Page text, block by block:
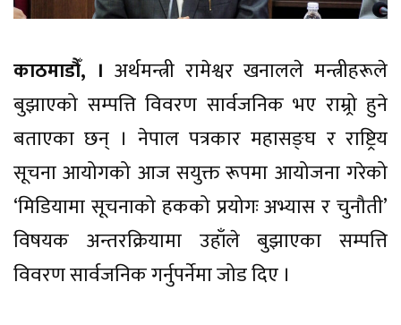
काठमाडौँ, । अर्थमन्त्री रामेश्वर खनालले मन्त्रीहरूले
बुझाएको सम्पत्ति विवरण सार्वजनिक भए राम्र्रो हुने
बताएका छन् । नेपाल पत्रकार महासङ्घ र राष्ट्रिय
सूचना आयोगको आज सयुक्त रूपमा आयोजना गरेको
‘मिडियामा सूचनाको हकको प्रयोगः अभ्यास र चुनौती’
विषयक अन्तरक्रियामा उहाँले बुझाएका सम्पत्ति
विवरण सार्वजनिक गर्नुपर्नेमा जोड दिए ।